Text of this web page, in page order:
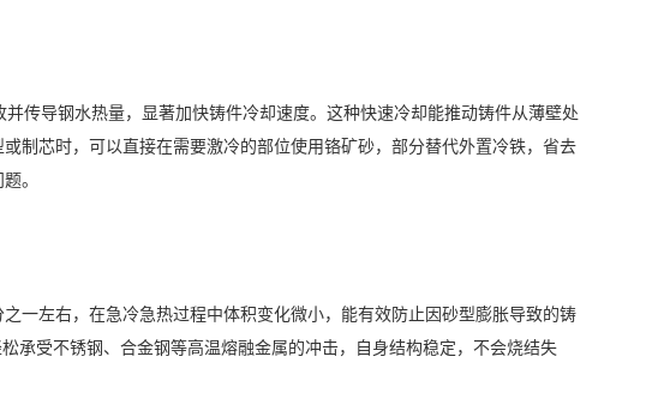
传导钢水热量，显著加快铸件冷却速度。这种快速冷却能推动铸件从薄壁处
制芯时，可以直接在需要激冷的部位使用铬矿砂，部分替代外置冷铁，省去
。
左右，在急冷急热过程中体积变化微小，能有效防止因砂型膨胀导致的铸
承受不锈钢、合金钢等高温熔融金属的冲击，自身结构稳定，不会烧结失